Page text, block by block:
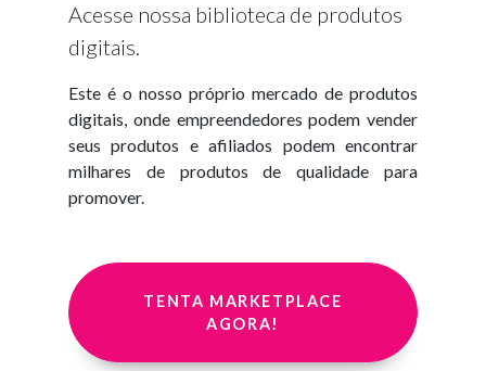
Acesse nossa biblioteca de produtos
digitais.
Este é o nosso próprio mercado de produtos
digitais, onde empreendedores podem vender
seus produtos e afiliados podem encontrar
milhares de produtos de qualidade para
promover.
TENTA MARKETPLACE
AGORA!